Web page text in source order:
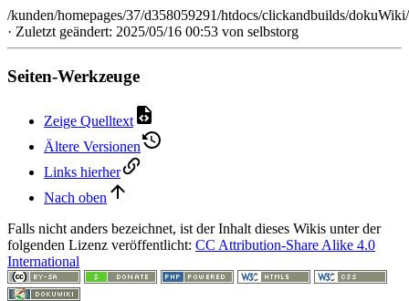
/kunden/homepages/37/d358059291/htdocs/clickandbuilds/
· Zuletzt geändert: 2025/05/16 00:53 von selbstorg
Seiten-Werkzeuge
Zeige Quelltext
Ältere Versionen
Links hierher
Nach oben
Falls nicht anders bezeichnet, ist der Inhalt dieses Wikis unter der
folgenden Lizenz veröffentlicht: CC Attribution-Share Alike 4.0
International